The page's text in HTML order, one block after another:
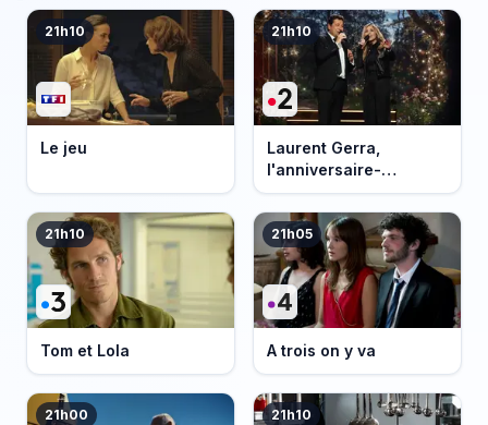
21h10
Le jeu
21h10
Laurent Gerra,
l'anniversaire-
événement
21h10
Tom et Lola
21h05
A trois on y va
21h00 21h10